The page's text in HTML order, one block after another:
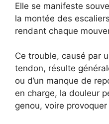
Elle se manifeste
la montée des
rendant chaque
Ce trouble, causé par
tendon, résulte
ou d’un manque de
en charge, la douleur
genou, voire